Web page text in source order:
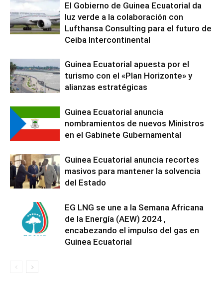
El Gobierno de Guinea Ecuatorial da
luz verde a la colaboración con
Lufthansa Consulting para el futuro de
Ceiba Intercontinental
Guinea Ecuatorial apuesta por el
turismo con el «Plan Horizonte» y
alianzas estratégicas
Guinea Ecuatorial anuncia
nombramientos de nuevos Ministros
en el Gabinete Gubernamental
Guinea Ecuatorial anuncia recortes
masivos para mantener la solvencia
del Estado
EG LNG se une a la Semana Africana
de la Energía (AEW) 2024 ,
encabezando el impulso del gas en
Guinea Ecuatorial